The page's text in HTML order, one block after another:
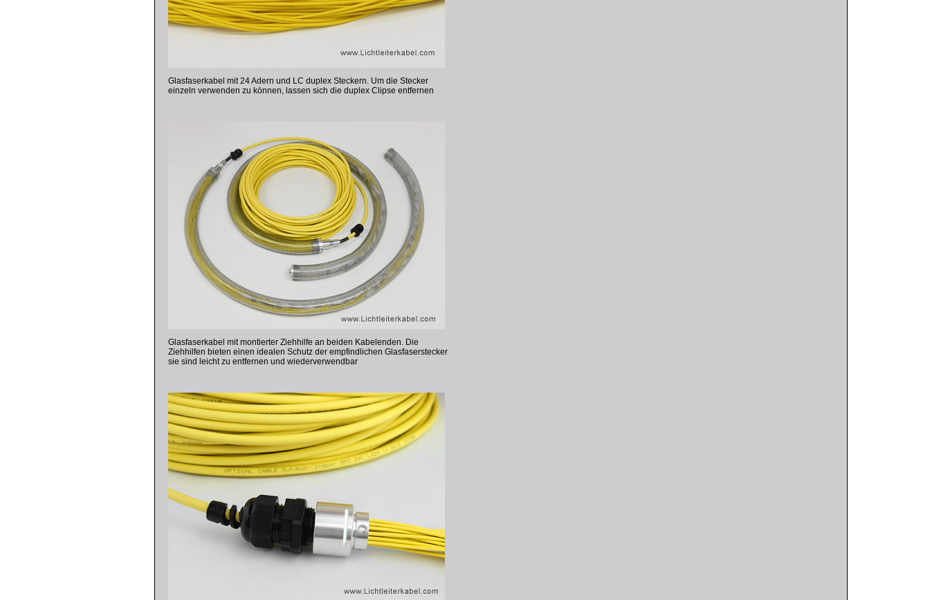
Glasfaserkabel mit 24 Adern und LC duplex Steckern. Um die Stecker
einzeln verwenden zu können, lassen sich die duplex Clipse entfernen
Glasfaserkabel mit montierter Ziehhilfe an beiden Kabelenden. Die
Ziehhilfen bieten einen idealen Schutz der empfindlichen Glasfaserstecker
sie sind leicht zu entfernen und wiederverwendbar